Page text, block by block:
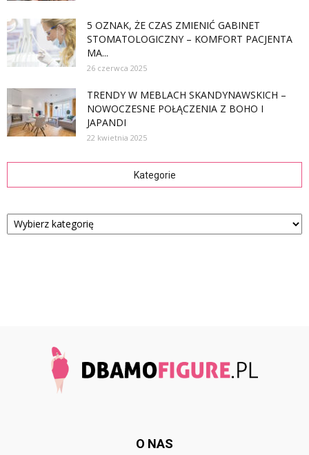
5 OZNAK, ŻE CZAS ZMIENIĆ GABINET
STOMATOLOGICZNY – KOMFORT PACJENTA
MA...
26 czerwca 2025
TRENDY W MEBLACH SKANDYNAWSKICH –
NOWOCZESNE POŁĄCZENIA Z BOHO I
JAPANDI
22 kwietnia 2025
Kategorie
Kategorie
O NAS